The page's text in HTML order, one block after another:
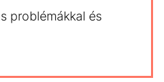
problémákkal és